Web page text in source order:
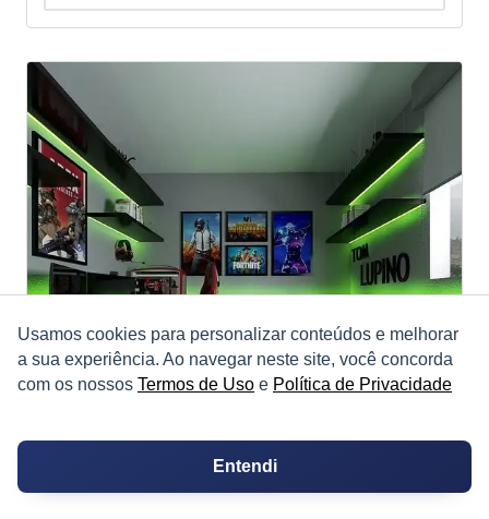
Usamos cookies para personalizar conteúdos e melhorar
a sua experiência. Ao navegar neste site, você concorda
com os nossos Termos de Uso e Política de Privacidade
Entendi